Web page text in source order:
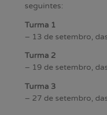
seguintes:
Turma 1
– 13 de setembro,
Turma 2
– 19 de setembro,
Turma 3
– 27 de setembro,